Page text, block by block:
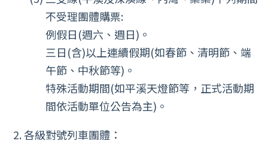
不受理團體購票:
例假日(週六、週日)。
三日(含)以上連續假期(如春節、清明節、端
午節、中秋節等)。
特殊活動期間(如平溪天燈節等，正式活動期
間依活動單位公告為主)。
各級對號列車團體：